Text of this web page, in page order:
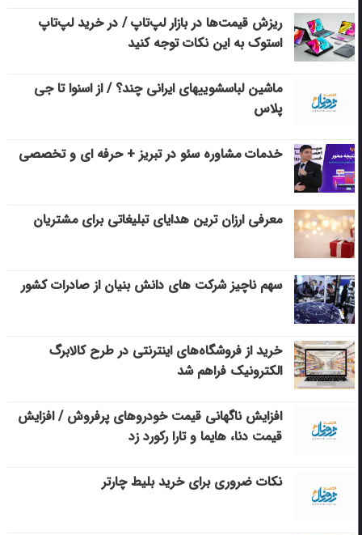
ریزش قیمت‌ها در بازار لپ‌تاپ / در خرید لپ‌تاپ
استوک به این نکات توجه کنید
ماشین لباسشویی‎های ایرانی چند؟ / از اسنوا تا جی
پلاس
خدمات مشاوره سئو در تبریز + حرفه ای و تخصصی
معرفی ارزان ترین هدایای تبلیغاتی برای مشتریان
سهم ناچیز شرکت های دانش بنیان از صادرات کشور
خرید از فروشگاه‌های اینترنتی در طرح کالابرگ
الکترونیک فراهم شد
افزایش ناگهانی قیمت خودروهای پرفروش / افزایش
قیمت دنا، هایما و تارا رکورد زد
نکات ضروری برای خرید بلیط چارتر